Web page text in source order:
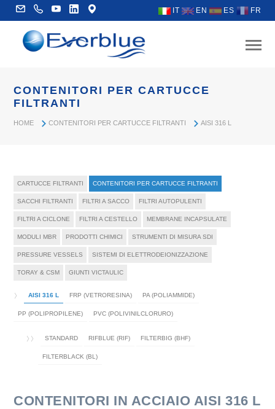
IT EN ES FR
CONTENITORI PER CARTUCCE
FILTRANTI
HOME CONTENITORI PER CARTUCCE FILTRANTI AISI 316 L
CARTUCCE FILTRANTI CONTENITORI PER CARTUCCE FILTRANTI
SACCHI FILTRANTI FILTRI A SACCO FILTRI AUTOPULENTI
FILTRI A CICLONE FILTRI A CESTELLO MEMBRANE INCAPSULATE
MODULI MBR PRODOTTI CHIMICI STRUMENTI DI MISURA SDI
PRESSURE VESSELS SISTEMI DI ELETTRODEIONIZZAZIONE
TORAY & CSM GIUNTI VICTAULIC
AISI 316 L FRP (VETRORESINA) PA (POLIAMMIDE)
PP (POLIPROPILENE) PVC (POLIVINILCLORURO)
STANDARD RIFBLUE (RIF) FILTERBIG (BHF)
FILTERBLACK (BL)
CONTENITORI IN ACCIAIO AISI 316 L